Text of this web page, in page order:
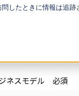
したときに情報は追
ネスモデル